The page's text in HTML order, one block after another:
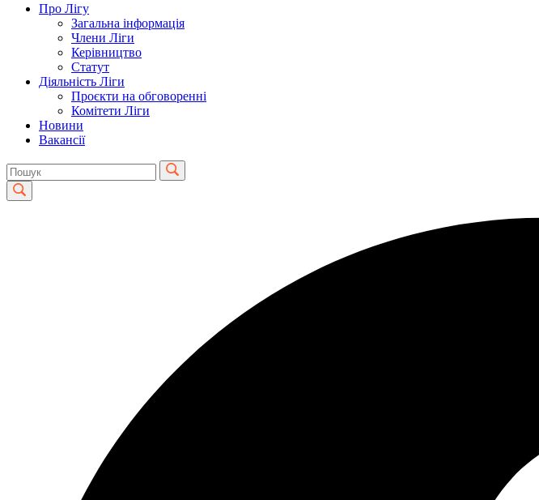
Про Лігу
Загальна інформація
Члени Ліги
Керівництво
Статут
Діяльність Ліги
Проєкти на обговоренні
Комітети Ліги
Новини
Вакансії